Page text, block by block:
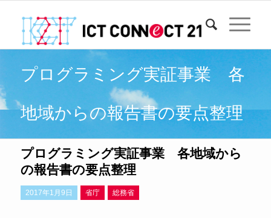
プログラミング実証事業 各
地域からの報告書の要点整理
プログラミング実証事業 各地域から
の報告書の要点整理
2017年1月9日 省庁 総務省
よ
よ